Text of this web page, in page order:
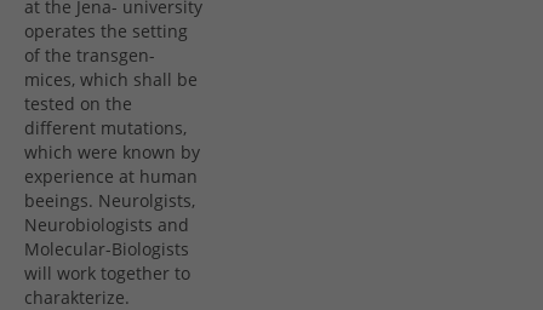
at the Jena- university
operates the setting
of the transgen-
mices, which shall be
tested on the
different mutations,
which were known by
experience at human
beeings. Neurolgists,
Neurobiologists and
Molecular-Biologists
will work together to
charakterize.